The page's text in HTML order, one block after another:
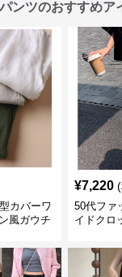
ンツのおすすめア
カバーワ
風ガウチ
¥7,220
50代ファ
イドクロ